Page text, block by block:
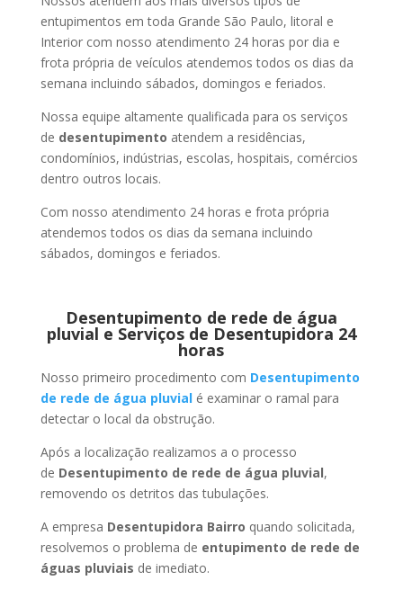
entupimentos em toda Grande São Paulo, litoral e
Interior com nosso atendimento 24 horas por dia e
frota própria de veículos atendemos todos os dias da
semana incluindo sábados, domingos e feriados.
Nossa equipe altamente qualificada para os serviços
de desentupimento atendem a residências,
condomínios, indústrias, escolas, hospitais, comércios
dentro outros locais.
Com nosso atendimento 24 horas e frota própria
atendemos todos os dias da semana incluindo
sábados, domingos e feriados.
Desentupimento de rede de água
pluvial e Serviços de Desentupidora 24
horas
Nosso primeiro procedimento com Desentupimento
de rede de água pluvialé examinar o ramal para
detectar o local da obstrução.
Após a localização realizamos a o processo
de Desentupimento de rede de água pluvial,
removendo os detritos das tubulações.
A empresa Desentupidora Bairro quando solicitada,
resolvemos o problema de entupimento de rede de
águas pluviais de imediato.